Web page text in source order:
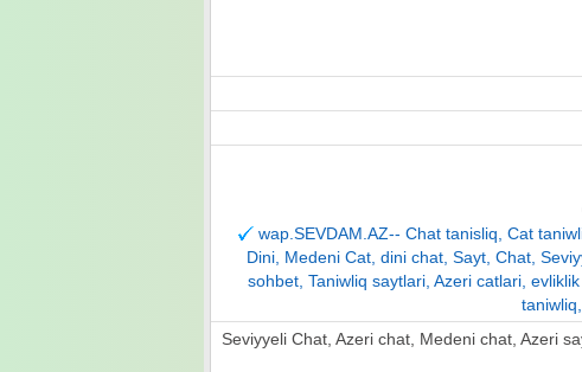
wap.SEVDAM.AZ-- Chat tanisliq, Cat
Dini, Medeni Cat, dini chat, Sayt, Chat,
sohbet, Taniwliq saytlari, Azeri catlari,
Seviyyeli Chat, Azeri chat, Medeni chat, Azeri